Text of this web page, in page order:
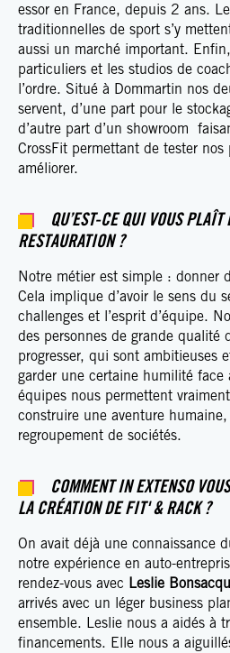
essor en France, depuis 2 ans.
traditionnelles de sport s’y
aussi un marché important.
particuliers et les studios de
l’ordre. Situé à Dommartin nos
servent, d’une part pour le
d’autre part d’un showroom
CrossFit permettant de tester
améliorer.
QU’EST-CE QUI VOUS PLAÎT
RESTAURATION ?
Notre métier est simple : donner
Cela implique d’avoir le sens du
challenges et l’esprit d’équipe.
des personnes de grande qualité
progresser, qui sont ambitieuses
garder une certaine humilité face
équipes nous permettent
construire une aventure humaine,
regroupement de sociétés.
COMMENT IN EXTENSO
LA CRÉATION DE FIT' & RACK ?
On avait déjà une connaissance
notre expérience en auto-
rendez-vous avec Leslie
arrivés avec un léger business
ensemble. Leslie nous a aidés à
financements. Elle nous a